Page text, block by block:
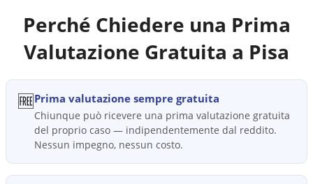
Perché Chiedere una Prima
Valutazione Gratuita a Pisa
🆓Prima valutazione sempre gratuita
Chiunque può ricevere una prima valutazione gratuita
del proprio caso — indipendentemente dal reddito.
Nessun impegno, nessun costo.